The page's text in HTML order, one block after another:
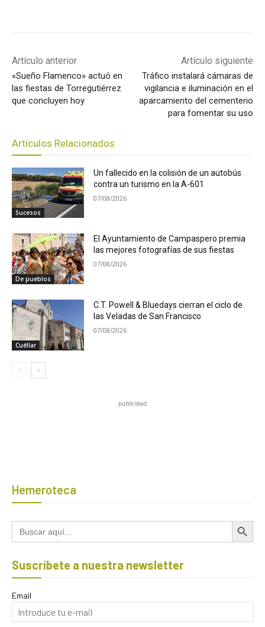
Artículo anterior
«Sueño Flamenco» actuó en
las fiestas de Torregutiérrez
que concluyen hoy
Artículo siguiente
Tráfico instalará cámaras de
vigilancia e iluminación en el
aparcamiento del cementerio
para fomentar su uso
Artículos Relacionados
Sucesos
Un fallecido en la colisión de un autobús
contra un turismo en la A-601
07/08/2026
De pueblos
El Ayuntamiento de Campaspero premia
las mejores fotografías de sus fiestas
07/08/2026
Cuéllar
C.T. Powell & Bluedays cierran el ciclo de
las Veladas de San Francisco
07/08/2026
publicidad
Hemeroteca
Buscar: Botón de
Suscríbete a nuestra newsletter
Email